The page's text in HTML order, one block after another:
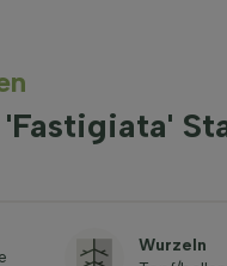
Wurzeln